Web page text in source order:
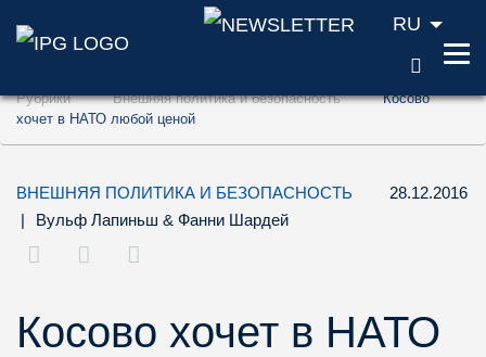
Перейти к содержанию (ключ доступа
Перейти к поиску (ключ доступа '2')
RU
Рубрики Внешняя политика и безопасность
Косово
хочет в НАТО любой ценой
ВНЕШНЯЯ ПОЛИТИКА И БЕЗОПАСНОСТЬ
28.12.2016
|
Вульф Лапиньш & Фанни Шардей
Косово хочет в НАТО